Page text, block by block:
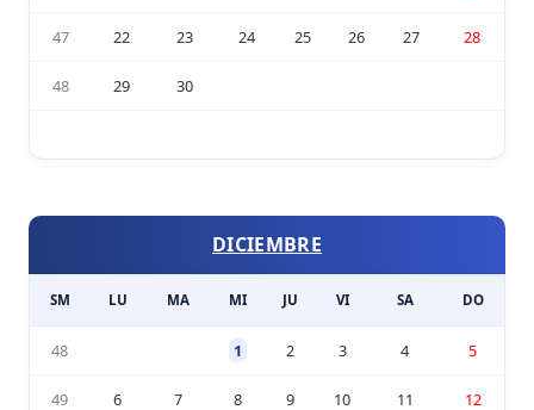
47 22 23 24 25 26 27 28
48 29 30
DICIEMBRE
SM LU MA MI JU VI SA DO
48 1 2 3 4 5
49 6 7 8 9 10 11 12